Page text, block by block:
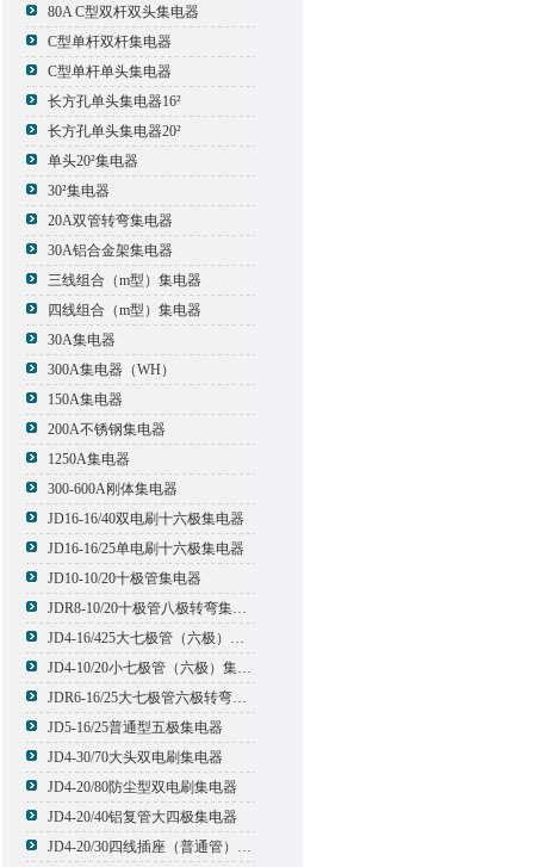
80A C型双杆双头集电器
C型单杆双杆集电器
C型单杆单头集电器
长方孔单头集电器16²
长方孔单头集电器20²
单头20²集电器
30²集电器
20A双管转弯集电器
30A铝合金架集电器
三线组合（m型）集电器
四线组合（m型）集电器
30A集电器
300A集电器（WH）
150A集电器
200A不锈钢集电器
1250A集电器
300-600A刚体集电器
JD16-16/40双电刷十六极集电器
JD16-16/25单电刷十六极集电器
JD10-10/20十极管集电器
JDR8-10/20十极管八极转弯集电器
JD4-16/425大七极管（六极）集电器
JD4-10/20小七极管（六极）集电器
JDR6-16/25大七极管六极转弯集电器
JD5-16/25普通型五极集电器
JD4-30/70大头双电刷集电器
JD4-20/80防尘型双电刷集电器
JD4-20/40铝复管大四极集电器
JD4-20/30四线插座（普通管）集电器